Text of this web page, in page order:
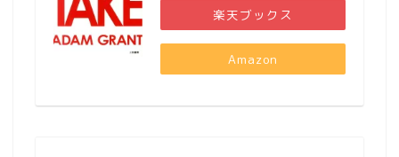
楽天ブックス
Amazon